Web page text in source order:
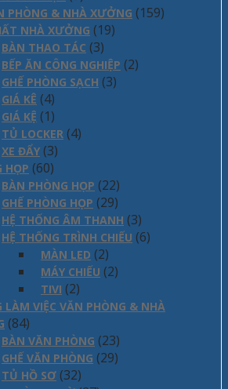
PHÒNG & NHÀ XƯỞNG (159)
NHÀ XƯỞNG (19)
BÀN THAO TÁC (3)
BẾP ĂN CÔNG NGHIỆP (2)
GHẾ PHÒNG SẠCH (3)
GIÁ KÊ (4)
GIÁ KỆ (1)
TỦ LOCKER (4)
XE ĐẨY (3)
HỌP (60)
BÀN PHÒNG HỌP (22)
GHẾ PHÒNG HỌP (29)
HỆ THỐNG ÂM THANH (3)
HỆ THỐNG TRÌNH CHIẾU (6)
MÀN LED (2)
MÁY CHIẾU (2)
TIVI (2)
LÀM VIỆC VĂN PHÒNG & NHÀ
(84)
BÀN VĂN PHÒNG (23)
GHẾ VĂN PHÒNG (29)
TỦ HỒ SƠ (32)